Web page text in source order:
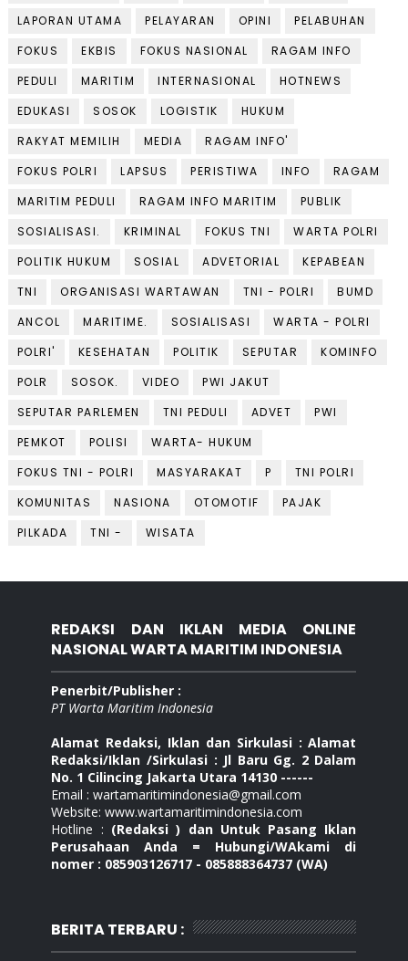
LAPORAN UTAMA
PELAYARAN OPINI
PELABUHAN
FOKUS
EKBIS FOKUS NASIONAL
RAGAM INFO
PEDULI
MARITIM INTERNASIONAL
HOTNEWS
EDUKASI
SOSOK LOGISTIK
HUKUM
RAKYAT MEMILIH
MEDIA
RAGAM INFO'
FOKUS POLRI
LAPSUS PERISTIWA INFO
RAGAM
MARITIM PEDULI
RAGAM INFO MARITIM
PUBLIK
SOSIALISASI.
KRIMINAL FOKUS TNI
WARTA POLRI
POLITIK HUKUM
SOSIAL ADVETORIAL
KEPABEAN
TNI
ORGANISASI WARTAWAN TNI - POLRI
BUMD
ANCOL
MARITIME. SOSIALISASI
WARTA - POLRI
POLRI'
KESEHATAN POLITIK SEPUTAR
KOMINFO
POLR
SOSOK. VIDEO
PWI JAKUT
SEPUTAR PARLEMEN
TNI PEDULI ADVET
PWI
PEMKOT
POLISI
WARTA- HUKUM
FOKUS TNI - POLRI
MASYARAKAT P
TNI POLRI
KOMUNITAS
NASIONA OTOMOTIF
PAJAK
PILKADA
TNI - WISATA
REDAKSI DAN IKLAN MEDIA ONLINE
NASIONAL WARTA MARITIM INDONESIA
Penerbit/Publisher :
PT Warta Maritim Indonesia
Alamat Redaksi, Iklan dan Sirkulasi : Alamat
Redaksi/Iklan /Sirkulasi : Jl Baru Gg. 2 Dalam
No. 1 Cilincing Jakarta Utara 14130 ------
Email : wartamaritimindonesia@gmail.com
Website: www.wartamaritimindonesia.com
Hotline : (Redaksi ) dan Untuk Pasang Iklan
Perusahaan Anda = Hubungi/WAkami di
nomer : 085903126717 - 085888364737 (WA)
BERITA TERBARU :